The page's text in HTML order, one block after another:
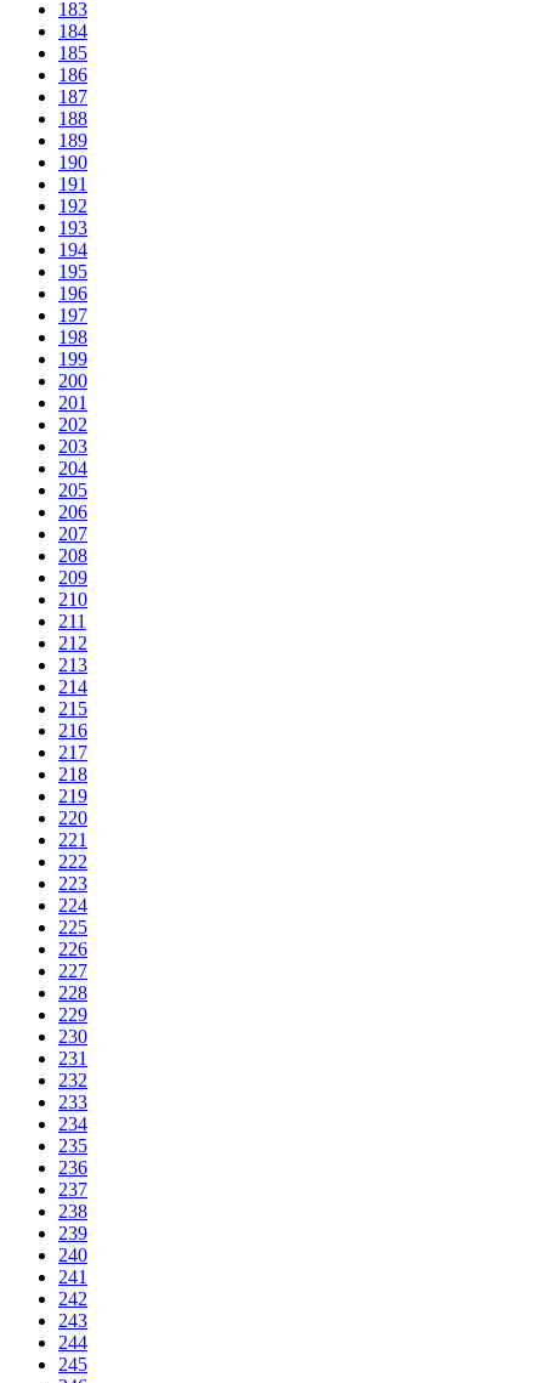
183
184
185
186
187
188
189
190
191
192
193
194
195
196
197
198
199
200
201
202
203
204
205
206
207
208
209
210
211
212
213
214
215
216
217
218
219
220
221
222
223
224
225
226
227
228
229
230
231
232
233
234
235
236
237
238
239
240
241
242
243
244
245